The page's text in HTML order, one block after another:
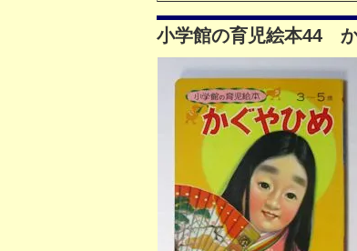
小学館の育児絵本44